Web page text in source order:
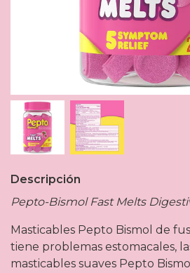
Descripción
Pepto-Bismol Fast Melts
Masticables Pepto Bismol de
tiene problemas estomacales,
masticables suaves Pepto